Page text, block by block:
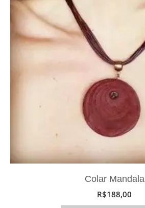
Colar Mandala
R$188,00